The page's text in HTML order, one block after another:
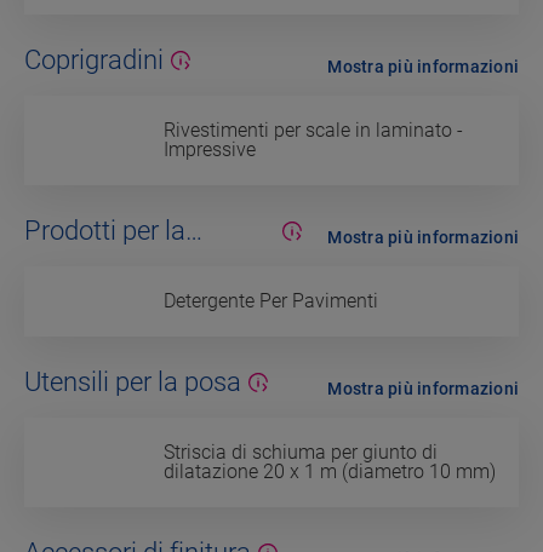
Coprigradini
Rivestimenti per scale in laminato -
Impressive
Mostra più informazioni
Prodotti per la
Detergente Per Pavimenti
Mostra più informazioni
Utensili per la posa
Striscia di schiuma per giunto di
dilatazione 20 x 1 m (diametro 10 mm)
Mostra più informazioni